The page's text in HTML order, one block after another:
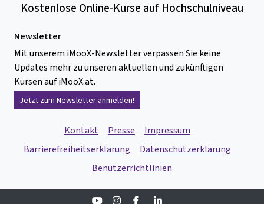
Kostenlose Online-Kurse auf Hochschulniveau
Newsletter
Mit unserem iMooX-Newsletter verpassen Sie keine
Updates mehr zu unseren aktuellen und zukünftigen
Kursen auf iMooX.at.
Jetzt zum Newsletter anmelden!
Kontakt Presse
Impressum
Barrierefreiheitserklärung
Datenschutzerklärung
Benutzerrichtlinien
YoutubeInstagramFacebook